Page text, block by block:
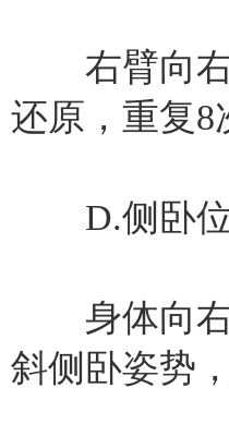
右臂向右
还原，重复8
D.侧卧位
身体向右
斜侧卧姿势